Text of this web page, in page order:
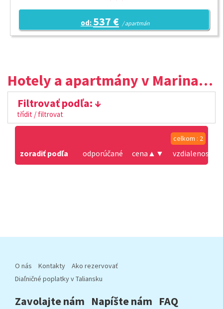
od: 537 € / apartmán
Hotely a apartmány v Marina di Castagneto Carducci
Filtrovať podľa:
třídit / filtrovat
celkom : 2
zoradiť podľa odporúčané cena ▲ ▼ vzdialenosť
O nás Kontakty
Ako rezervovať
Diaľničné poplatky v Taliansku
Zavolajte nám Napíšte nám FAQ